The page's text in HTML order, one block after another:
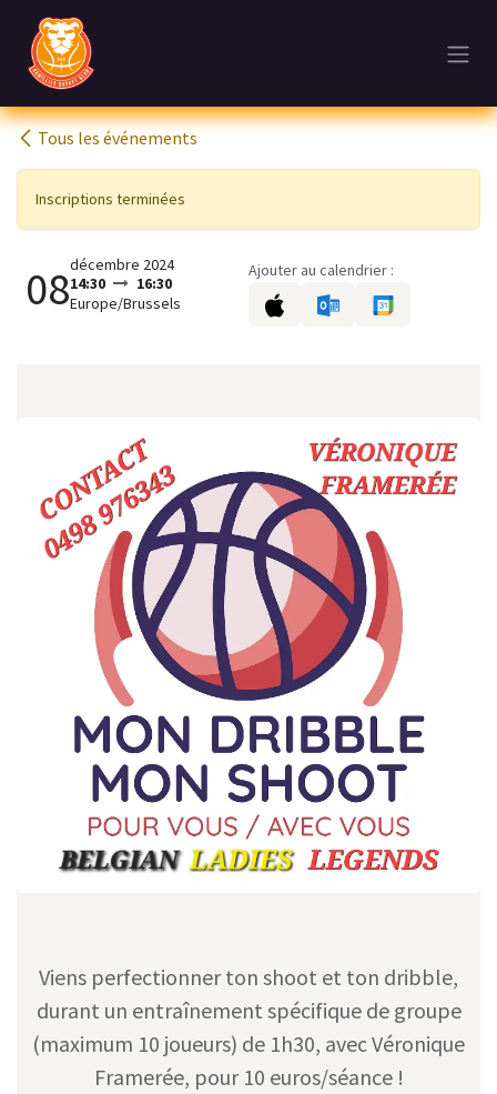
Se rendre au contenu
Tous les événements
Inscriptions terminées
08décembre 2024
14:30
16:30
Europe/Brussels
Ajouter au calendrier :
Viens perfectionner ton shoot et ton dribble,
durant un entraînement spécifique de groupe
(maximum 10 joueurs) de 1h30, avec Véronique
Framerée, pour 10 euros/séance !